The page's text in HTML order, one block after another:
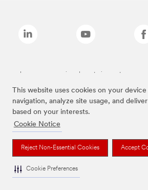
This website uses cookies on your
navigation, analyze site usage, and
based on your interests.
Cookie Notice
Reject Non-Essential Cookies Accept
Cookie Preferences
Las marcas mencionadas anteriormente son